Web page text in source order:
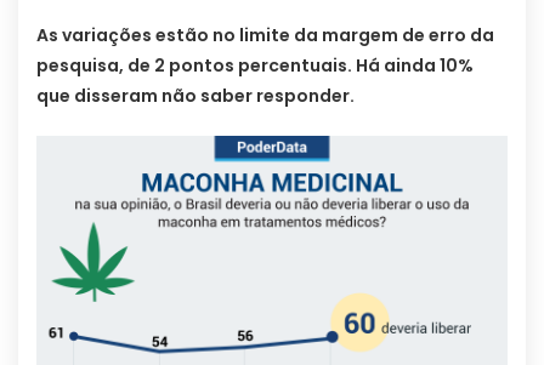
As variações estão no limite da margem de erro da
pesquisa, de 2 pontos percentuais. Há ainda 10%
que disseram não saber responder.